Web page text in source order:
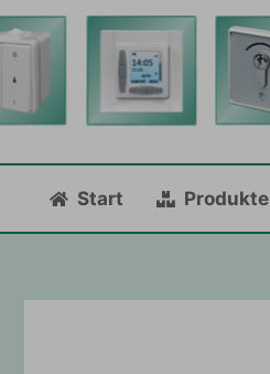
Zum
Inhalt
springen
Start Produkte